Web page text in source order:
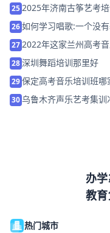
252025年济南古筝艺考
26如何学习唱歌:一个没
272022年这家兰州高考
28深圳舞蹈培训那里好
29保定高考音乐培训班
师」
30乌鲁木齐声乐艺考集训
办
教
热门城市